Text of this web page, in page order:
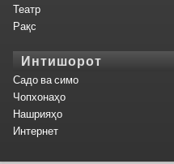
Театр
Рақс
Интишорот
Садо ва симо
Чопхонаҳо
Нашрияҳо
Интернет